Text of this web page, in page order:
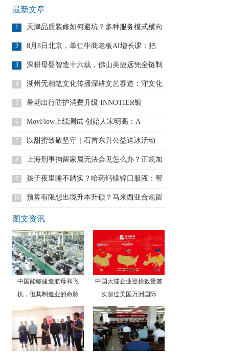
最新文章
1
天津品质装修如何避坑？多种服务模式横向
2 8月8日北京，单仁牛商老板AI增长课：把
3
深耕母婴智造十六载，佛山美捷远凭全链制
造
4
湖州无相笔文化传播深耕文艺赛道：守文化
根
5 暑期出行防护消费升级 INNOTIER银
6 MovFlow上线测试 创始人宋明高：A
7 以甜蜜致敬坚守｜石首东升公益送冰活动
8
上海刑事拘留家属无法会见怎么办？正规加
急
9
孩子夜里睡不踏实？哈药钙镁锌口服液：帮
10
预算有限想出境升本升硕？马来西亚合规留
图文资讯
中国能够建造航母和飞
机，但其制造业的命脉
中国大陆企业登榜数量首
次超过美国万洲国际